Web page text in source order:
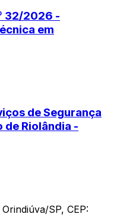
32/2026 -
em
de Segurança
de Riolândia -
SP, CEP: